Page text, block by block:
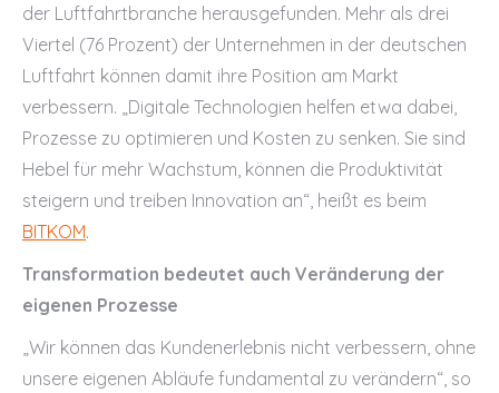
der Luftfahrtbranche herausgefunden. Mehr als drei
Viertel (76 Prozent) der Unternehmen in der deutschen
Luftfahrt können damit ihre Position am Markt
verbessern. „Digitale Technologien helfen etwa dabei,
Prozesse zu optimieren und Kosten zu senken. Sie sind
Hebel für mehr Wachstum, können die Produktivität
steigern und treiben Innovation an“, heißt es beim
BITKOM.
Transformation bedeutet auch Veränderung der
eigenen Prozesse
„Wir können das Kundenerlebnis nicht verbessern, ohne
unsere eigenen Abläufe fundamental zu verändern“, so